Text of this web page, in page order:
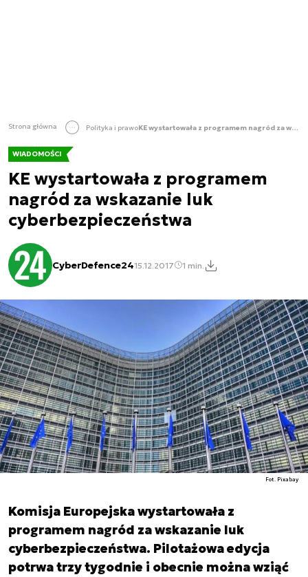
Strona główna Polityka i prawo KE wystartowała z programem nagród za wskazanie luk cyberbezpieczeństwa
WIADOMOŚCI
KE wystartowała z programem
nagród za wskazanie luk
cyberbezpieczeństwa
CyberDefence2415.12.2017 1 min.
Fot. Pixabay
Komisja Europejska wystartowała z
programem nagród za wskazanie luk
cyberbezpieczeństwa. Pilotażowa edycja
potrwa trzy tygodnie i obecnie można wziąć